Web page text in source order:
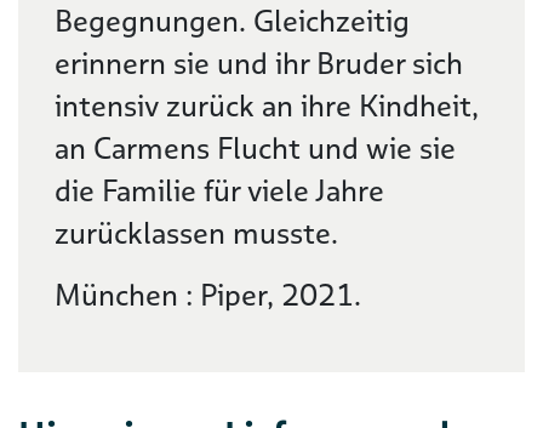
Begegnungen. Gleichzeitig
erinnern sie und ihr Bruder sich
intensiv zurück an ihre Kindheit,
an Carmens Flucht und wie sie
die Familie für viele Jahre
zurücklassen musste.
München : Piper, 2021.